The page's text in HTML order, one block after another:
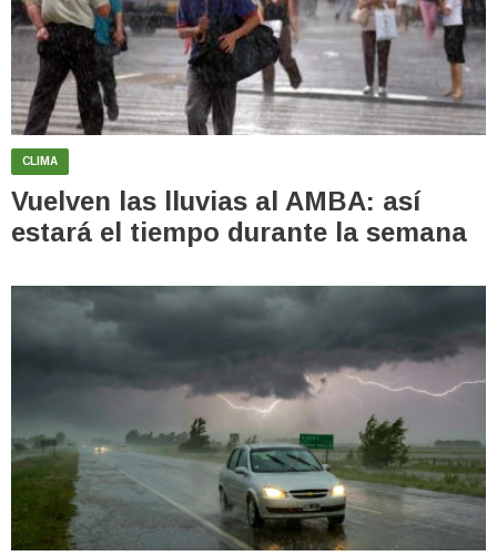
CLIMA
Vuelven las lluvias al AMBA: así
estará el tiempo durante la semana